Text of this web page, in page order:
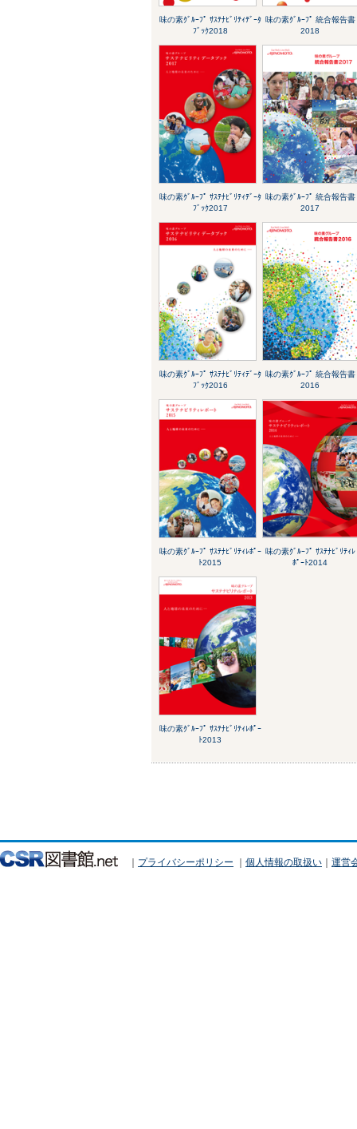
味の素ｸﾞﾙｰﾌﾟ ｻｽﾃﾅﾋﾞﾘﾃｨﾃﾞｰﾀ
ﾌﾞｯｸ2018
味の素ｸﾞﾙｰﾌﾟ 統合報告書
2018
味の素ｸﾞﾙｰﾌﾟ ｻｽﾃﾅﾋﾞﾘﾃｨﾃﾞｰﾀ
ﾌﾞｯｸ2017
味の素ｸﾞﾙｰﾌﾟ 統合報告書
2017
味の素ｸﾞﾙｰﾌﾟ ｻｽﾃﾅﾋﾞﾘﾃｨﾃﾞｰﾀ
ﾌﾞｯｸ2016
味の素ｸﾞﾙｰﾌﾟ 統合報告書
2016
味の素ｸﾞﾙｰﾌﾟ ｻｽﾃﾅﾋﾞﾘﾃｨﾚﾎﾟｰ
ﾄ2015
味の素ｸﾞﾙｰﾌﾟ ｻｽﾃﾅﾋﾞﾘﾃｨﾚ
ﾎﾟｰﾄ2014
味の素ｸﾞﾙｰﾌﾟ ｻｽﾃﾅﾋﾞﾘﾃｨﾚﾎﾟｰ
ﾄ2013
｜ プライバシーポリシー ｜ 個人情報の取扱い ｜ 運営